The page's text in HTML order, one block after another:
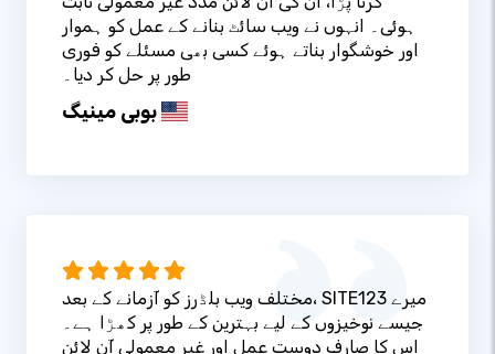
ہوئی۔ انہوں نے ویب سائٹ بنانے کے عمل کو ہموار
اور خوشگوار بناتے ہوئے کسی بھی مسئلے کو فوری
طور پر حل کر دیا۔
بوبی مینیگ
مختلف ویب بلڈرز کو آزمانے کے بعد، SITE123 میرے
جیسے نوخیزوں کے لیے بہترین کے طور پر کھڑا ہے۔
اس کا صارف دوست عمل اور غیر معمولی آن لائن